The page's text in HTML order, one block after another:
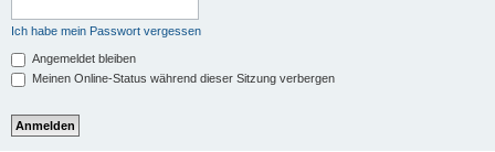
Ich habe mein Passwort vergessen
Angemeldet bleiben
Meinen Online-Status während dieser Sitzung verbergen